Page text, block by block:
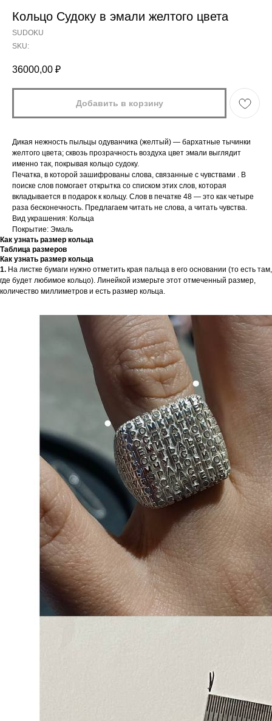
Кольцо Судоку в эмали желтого цвета
SUDOKU
SKU:
36000,00 ₽
Добавить в корзину
Дикая нежность пыльцы одуванчика (желтый) — бархатные тычинки
желтого цвета; сквозь прозрачность воздуха цвет эмали выглядит
именно так, покрывая кольцо судоку.
Печатка, в которой зашифрованы слова, связанные с чувствами . В
поиске слов помогает открытка со списком этих слов, которая
вкладывается в подарок к кольцу. Слов в печатке 48 — это как четыре
раза бесконечность. Предлагаем читать не слова, а читать чувства.
Вид украшения: Кольца
Покрытие: Эмаль
Как узнать размер кольца
Таблица размеров
Как узнать размер кольца
1. На листке бумаги нужно отметить края пальца в его основании (то есть там,
где будет любимое кольцо). Линейкой измерьте этот отмеченный размер,
количество миллиметров и есть размер кольца.